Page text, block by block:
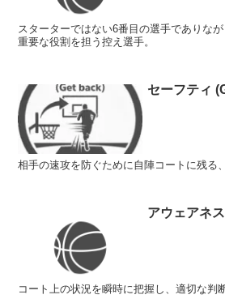
スターターではない6番目の選手でありな
重要な役割を担う控え選手。
セーフティ
相手の速攻を防ぐために自陣コートに残る
アウェアネス
コート上の状況を瞬時に把握し、適切な判